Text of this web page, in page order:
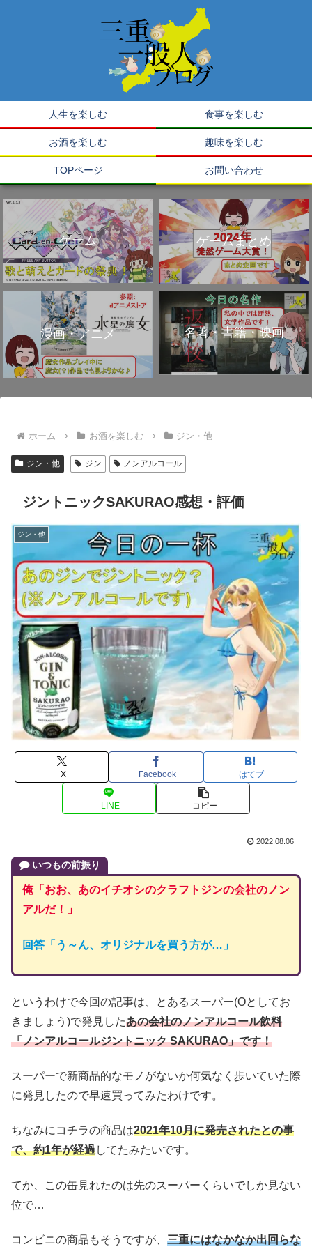
人生を楽しむ 食事を楽しむ
お酒を楽しむ 趣味を楽しむ
TOPページ お問い合わせ
ゲーム ゲームまとめ
漫画・アニメ 名著・書籍・映画
ホーム お酒を楽しむ ジン・他
ジン・他 ジン ノンアルコール
ジントニックSAKURAO感想・評価
ジン・他
X Facebook はてブ
LINE コピー
2022.08.06
いつもの前振り
俺「おお、あのイチオシのクラフトジンの会社のノン
アルだ！
」
回答「 う～ん、 オリジナルを買う方が… 」
というわけで今回の記事は、とあるスーパー(Oとしてお
きましょう)で発見したあの会社のノンアルコール飲料
「ノンアルコールジントニック SAKURAO」です！
スーパーで新商品的なモノがないか何気なく歩いていた際
に発見したので早速買ってみたわけです。
ちなみにコチラの商品は2021年10月に発売されたとの事
で、約1年が経過してたみたいです。
てか、この缶見れたのは先のスーパーくらいでしか見ない
位で…
コンビニの商品もそうですが、 三重にはなかなか出回らな